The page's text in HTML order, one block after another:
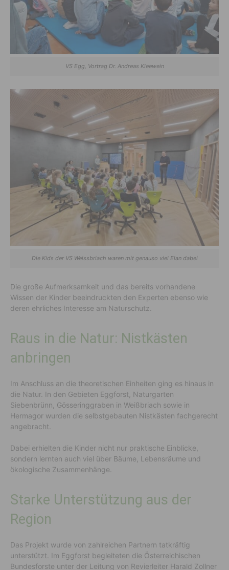
VS Egg, Vortrag Dr. Andreas Kleewein
Die Kids der VS Weissbriach waren mit genauso viel Elan dabei
Die große Aufmerksamkeit und das bereits vorhandene
Wissen der Kinder beeindruckten den Experten ebenso wie
deren ehrliches Interesse am Naturschutz.
Raus in die Natur: Nistkästen
anbringen
Im Anschluss an die theoretischen Einheiten ging es hinaus in
die Natur. In den Gebieten Eggforst, Naturgarten
Siebenbrünn, Gösseringgraben in Weißbriach sowie in
Hermagor wurden die selbstgebauten Nistkästen fachgerecht
angebracht.
Dabei erhielten die Kinder nicht nur praktische Einblicke,
sondern lernten auch viel über Bäume, Lebensräume und
ökologische Zusammenhänge.
Starke Unterstützung aus der
Region
Das Projekt wurde von zahlreichen Partnern tatkräftig
unterstützt. Im Eggforst begleiteten die Österreichischen
Bundesforste unter der Leitung von Revierleiter Harald Zollner